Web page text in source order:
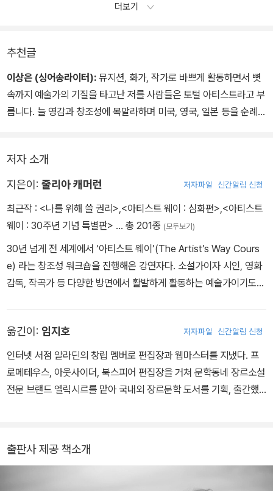
더보기
추천글
이상은 (싱어송라이터): 뮤지션, 화가, 작가로 바쁘게 활동하면서 뼛
속까지 예술가의 기질을 타고난 저를 사람들은 토털 아티스트라고 부
릅니다. 늘 영감과 창조성에 목말라하며 미국, 영국, 일본 등을 순례자
노트에 나만의 이야기를 두서없이 써내려갔고, 시간을 쪼개 내 안의
또 다른 아티스트와 데이트를 즐겼습니다. 자신이 꼭 하고 싶은 것이
어서는 첫발을 떼지 못하는 수많은 이들에게 『아티스트 웨이』를 권합
니다. 어쩌면 이 책이 당신의 인생을 크게 바꿔놓을지도 모르니까요.
저자 소개
지은이: 줄리아 캐머런 저자파일 신간알림 신청
최근작 : <나를 위해 쓸 권리> <아티스트 웨이 : 심화편> <아티스트
웨이 : 30주년 기념 특별판> … 총 201종 (모두보기)
30년 넘게 전 세계에서 ‘아티스트 웨이’(The Artist’s Way Cours
e) 라는 창조성 워크숍을 진행해온 강연자다. 소설가이자 시인, 영화
감독, 작곡가 등 다양한 방면에서 활발하게 활동하는 예술가이기도
의 각본을 공동 집필했으며 영화감독 데뷔작인 <신의 뜻>(God’s Wi
ll)으로 런던 영화제 감독상을 수상했다. 저자는 ‘사람의 가장 중요한
정체성은 아티스트’라는 확고한 신념 아래 예술가뿐 아니라 평범한
사람들도 내면의 창조성을 발휘하여 삶을 바꿀 수 있도록 도왔다. ≪
도구들≫의 팀 페리스, 배우 리즈 위더스푼, 가수 얼리샤 키스 등 다양
아티스트 웨이≫ 출간 이후 30년이 지났음에도 여전히 자신이 무엇
옮긴이: 임지호 저자파일 신간알림 신청
인터넷 서점 알라딘의 창립 멤버로 편집장과 웹마스터를 지냈다. 프
로메테우스, 아웃사이더, 북스피어 편집장을 거쳐 문학동네 장르소설
전문 브랜드 엘릭시르를 맡아 국내외 장르문학 도서를 기획, 출간했
출판사 제공 책소개